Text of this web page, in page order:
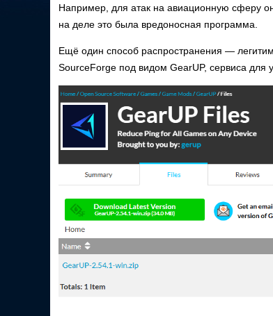
Например, для атак на авиационную сферу
на деле это была вредоносная программа.
Ещё один способ распространения —
SourceForge под видом GearUP, сервиса для